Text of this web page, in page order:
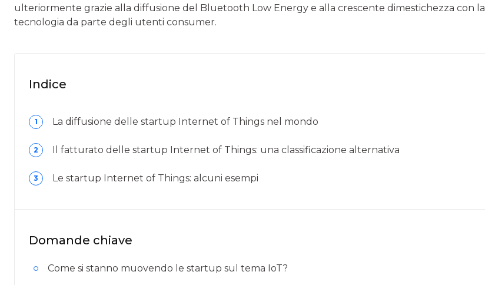
ulteriormente grazie alla diffusione del Bluetooth Low Energy e alla crescente dimestichezza con la
tecnologia da parte degli utenti consumer.
Indice
1 La diffusione delle startup Internet of Things nel mondo
2 Il fatturato delle startup Internet of Things: una classificazione alternativa
3 Le startup Internet of Things: alcuni esempi
Domande chiave
Come si stanno muovendo le startup sul tema IoT?